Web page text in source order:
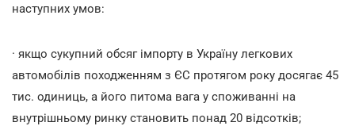
наступних умов:
· якщо сукупний обсяг імпорту в Україну легкових
автомобілів походженням з ЄС протягом року досягає 45
тис. одиниць, а його питома вага у споживанні на
внутрішньому ринку становить понад 20 відсотків;